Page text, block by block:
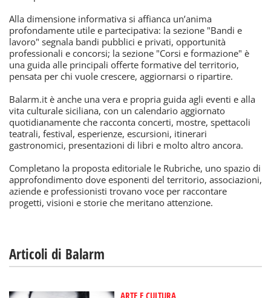
Alla dimensione informativa si affianca un’anima
profondamente utile e partecipativa: la sezione "Bandi e
lavoro" segnala bandi pubblici e privati, opportunità
professionali e concorsi; la sezione "Corsi e formazione" è
una guida alle principali offerte formative del territorio,
pensata per chi vuole crescere, aggiornarsi o ripartire.
Balarm.it è anche una vera e propria guida agli eventi e alla
vita culturale siciliana, con un calendario aggiornato
quotidianamente che racconta concerti, mostre, spettacoli
teatrali, festival, esperienze, escursioni, itinerari
gastronomici, presentazioni di libri e molto altro ancora.
Completano la proposta editoriale le Rubriche, uno spazio di
approfondimento dove esponenti del territorio, associazioni,
aziende e professionisti trovano voce per raccontare
progetti, visioni e storie che meritano attenzione.
Articoli di Balarm
ARTE E CULTURA